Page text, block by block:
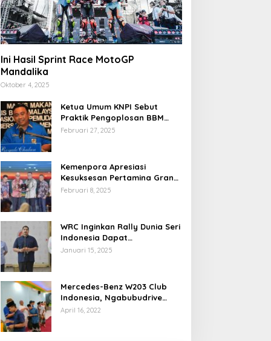
Ini Hasil Sprint Race MotoGP
Mandalika
Oktober 4, 2025
Ketua Umum KNPI Sebut
Praktik Pengoplosan BBM
Cederai Kepercayaan
Februari 27, 2025
Kemenpora Apresiasi
Kesuksesan Pertamina Grand
Prix of Indonesia 2024
Februari 8, 2025
WRC Inginkan Rally Dunia Seri
Indonesia Dapat
Terselenggara 2026
Januari 15, 2025
Mercedes-Benz W203 Club
Indonesia, Ngabubudrive
Ramadhan 2022
April 16, 2022